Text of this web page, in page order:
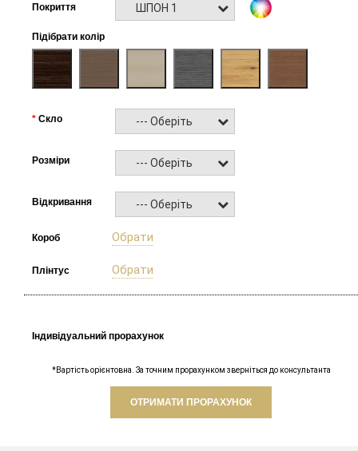
Покриття ШПОН 1
Підібрати колір
Скло --- Оберіть ---
Розміри --- Оберіть ---
Відкривання --- Оберіть ---
Короб Обрати
Плінтус Обрати
Індивідуальний прорахунок
*Вартість орієнтовна. За точним прорахунком зверніться до консультанта
ОТРИМАТИ ПРОРАХУНОК